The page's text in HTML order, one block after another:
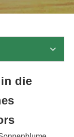
die